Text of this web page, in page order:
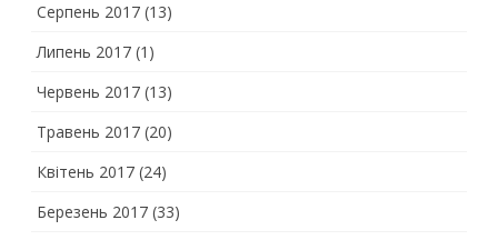
Серпень 2017 (13)
Липень 2017 (1)
Червень 2017 (13)
Травень 2017 (20)
Квітень 2017 (24)
Березень 2017 (33)